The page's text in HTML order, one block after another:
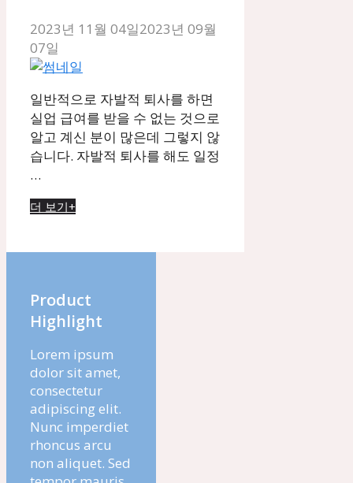
2023년 11월 04일2023년 09월
07일
일반적으로 자발적 퇴사를 하면
실업 급여를 받을 수 없는 것으로
알고 계신 분이 많은데 그렇지 않
습니다. 자발적 퇴사를 해도 일정
…
더 보기+
Product
Highlight
Lorem ipsum
dolor sit amet,
consectetur
adipiscing elit.
Nunc imperdiet
rhoncus arcu
non aliquet. Sed